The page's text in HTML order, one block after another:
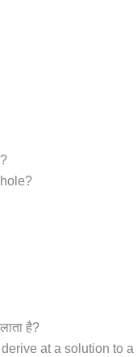
है?
at a solution to a